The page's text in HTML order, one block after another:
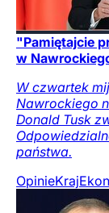
"Pamiętajcie
w
W czwartek
Nawrockiego
Donald Tusk
państwa.
OpinieKraj